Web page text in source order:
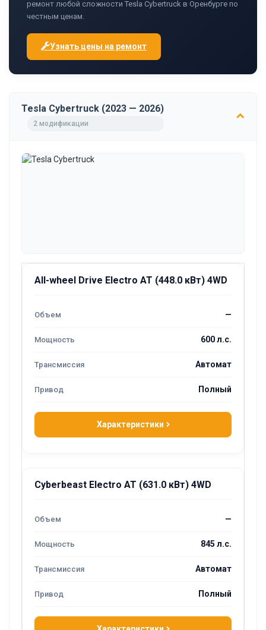
ремонт любой сложности Tesla Cybertruck в Оренбурге по
честным ценам.
Узнать цены на ремонт
Tesla Cybertruck (2023 — 2026)
2 модификации
All-wheel Drive Electro AT (448.0 кВт) 4WD
—
600 л.с.
Автомат
Полный
Характеристики
Cyberbeast Electro AT (631.0 кВт) 4WD
—
845 л.с.
Автомат
Полный